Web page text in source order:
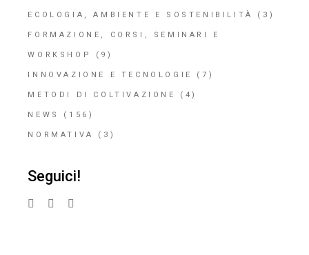
ECOLOGIA, AMBIENTE E SOSTENIBILITÀ (3)
FORMAZIONE, CORSI, SEMINARI E
WORKSHOP (9)
INNOVAZIONE E TECNOLOGIE (7)
METODI DI COLTIVAZIONE (4)
NEWS (156)
NORMATIVA (3)
Seguici!